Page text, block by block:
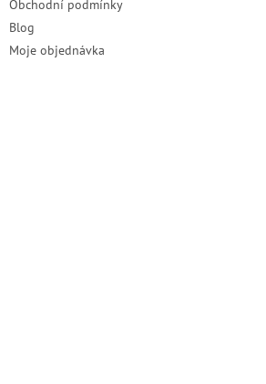
Obchodní podmínky
Blog
Moje objednávka